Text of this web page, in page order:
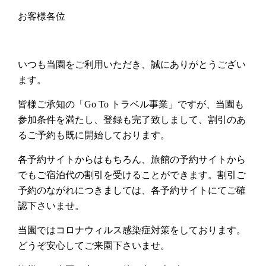
お客様各位
いつも当園をご利用いただき、誠にありがとうござい
ます。
皆様ご承知の「 Go To トラベル事業」ですが、当園も
参加条件を満たし、登録も完了致しまして、割引のあ
るご予約も既に開始しております。
各予約サイトからはもちろん、旅館の予約サイトから
でもご宿泊代の割引を受けることができます。割引ご
予約のながれにつきましては、各予約サイトにてご確
認下さいませ。
当園ではコロナウィルス感染症対策をしております。
どうぞ安心してご来園下さいませ。